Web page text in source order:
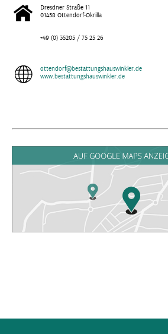
Dresdner Straße 11
01458 Ottendorf-Okrilla
+49 (0) 35205 / 75 25 26
ottendorf@bestattungshauswinkler.de
www.bestattungshauswinkler.de